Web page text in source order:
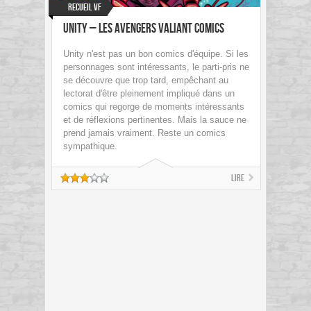
Recueil VF
Unity – Les Avengers Valiant Comics
Unity n'est pas un bon comics d'équipe. Si les
personnages sont intéressants, le parti-pris ne
se découvre que trop tard, empêchant au
lectorat d'être pleinement impliqué dans un
comics qui regorge de moments intéressants
et de réflexions pertinentes. Mais la sauce ne
prend jamais vraiment. Reste un comics
sympathique.
Lire